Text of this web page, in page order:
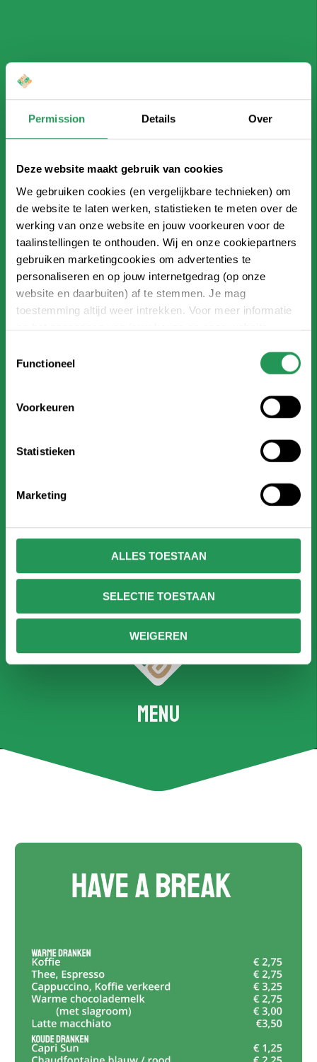
Permission Details Over
Deze website maakt gebruik van cookies
We gebruiken cookies (en vergelijkbare technieken) om
de website te laten werken, statistieken te meten over de
werking van onze website en jouw voorkeuren voor de
taalinstellingen te onthouden. Wij en onze cookiepartners
gebruiken marketingcookies om advertenties te
personaliseren en op jouw internetgedrag (op onze
website en daarbuiten) af te stemmen. Je mag
toestemming altijd weer intrekken. Voor meer informatie
Functioneel
Voorkeuren
Statistieken
Marketing
ALLES TOESTAAN
SELECTIE TOESTAAN
WEIGEREN
Menu